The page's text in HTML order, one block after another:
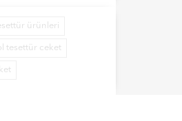
ürünleri
tesettür ceket